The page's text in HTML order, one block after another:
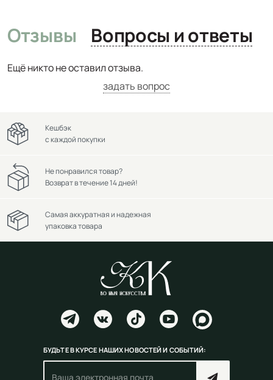
Отзывы Вопросы и ответы
Ещё никто не оставил отзыва.
задать вопрос
Кешбэк
с каждой покупки
Не понравился товар?
Возврат в течение 14 дней!
Самая аккуратная и надежная
упаковка товара
БУДЬТЕ В КУРСЕ НАШИХ НОВОСТЕЙ И СОБЫТИЙ: